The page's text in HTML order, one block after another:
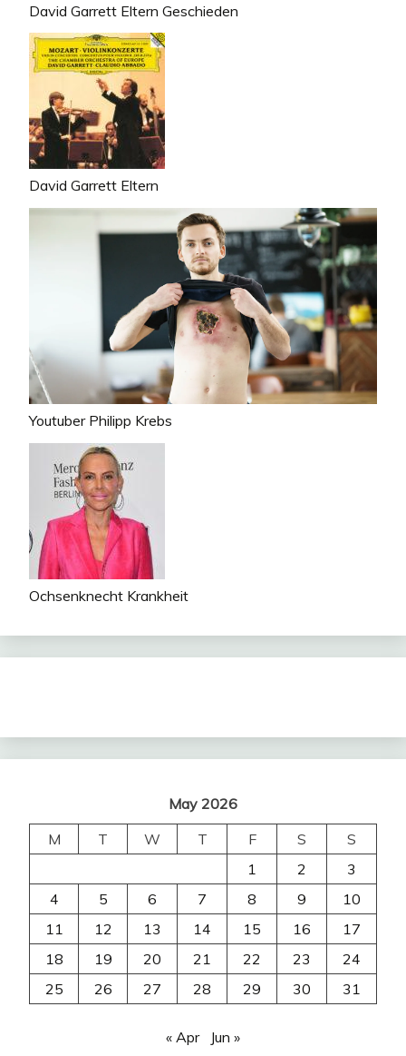
David Garrett Eltern Geschieden
David Garrett Eltern
Youtuber Philipp Krebs
Ochsenknecht Krankheit
May 2026
M
T W T F S
S
1
2
3
4
5 6 7 8 9
10
11
12 13 14 15 16
17
18
19 20 21 22 23
24
25
26 27 28 29 30 31
« Apr Jun »